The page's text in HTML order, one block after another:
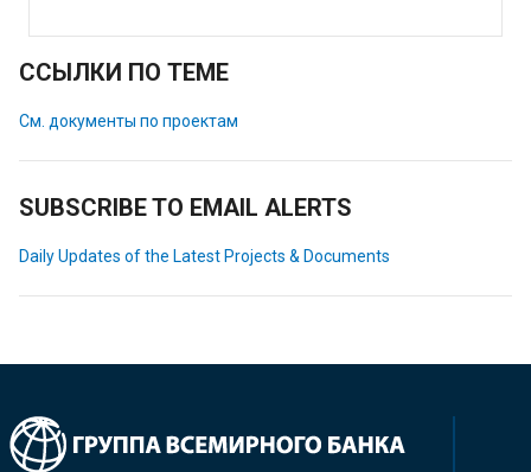
ССЫЛКИ ПО ТЕМЕ
См. документы по проектам
SUBSCRIBE TO EMAIL ALERTS
Daily Updates of the Latest Projects & Documents